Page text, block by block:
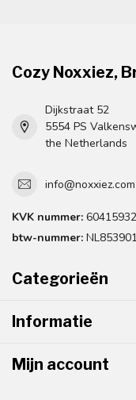
Cozy Noxxiez,
Dijkstraat 52
5554 PS
the Netherlands
info@noxxiez.com
KVK nummer: 60415932
btw-nummer:
Categorieën
Informatie
Mijn account